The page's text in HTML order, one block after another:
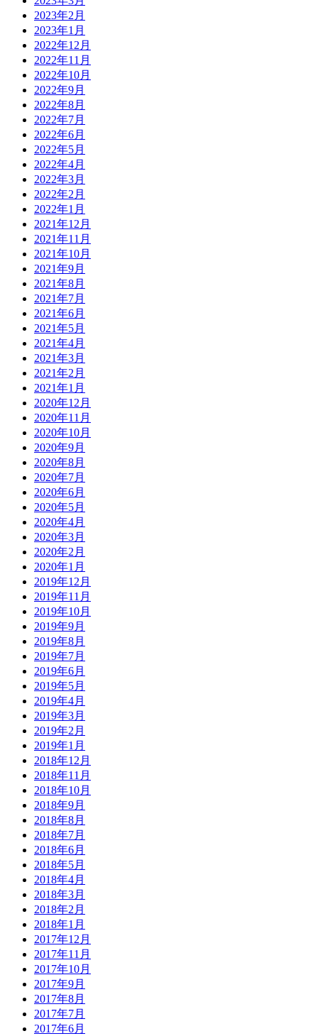
2023年2月
2023年1月
2022年12月
2022年11月
2022年10月
2022年9月
2022年8月
2022年7月
2022年6月
2022年5月
2022年4月
2022年3月
2022年2月
2022年1月
2021年12月
2021年11月
2021年10月
2021年9月
2021年8月
2021年7月
2021年6月
2021年5月
2021年4月
2021年3月
2021年2月
2021年1月
2020年12月
2020年11月
2020年10月
2020年9月
2020年8月
2020年7月
2020年6月
2020年5月
2020年4月
2020年3月
2020年2月
2020年1月
2019年12月
2019年11月
2019年10月
2019年9月
2019年8月
2019年7月
2019年6月
2019年5月
2019年4月
2019年3月
2019年2月
2019年1月
2018年12月
2018年11月
2018年10月
2018年9月
2018年8月
2018年7月
2018年6月
2018年5月
2018年4月
2018年3月
2018年2月
2018年1月
2017年12月
2017年11月
2017年10月
2017年9月
2017年8月
2017年7月
2017年6月